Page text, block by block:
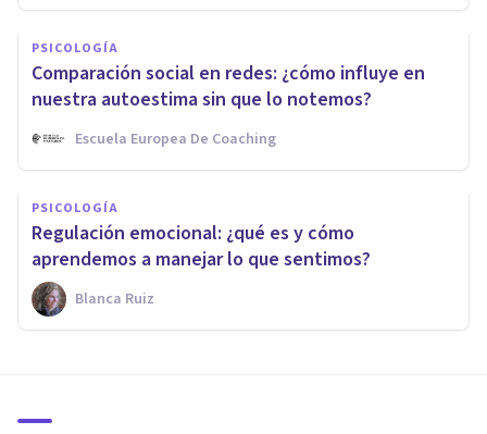
PSICOLOGÍA
Comparación social en redes: ¿cómo influye en
nuestra autoestima sin que lo notemos?
Escuela Europea De Coaching
PSICOLOGÍA
Regulación emocional: ¿qué es y cómo
aprendemos a manejar lo que sentimos?
Blanca Ruiz